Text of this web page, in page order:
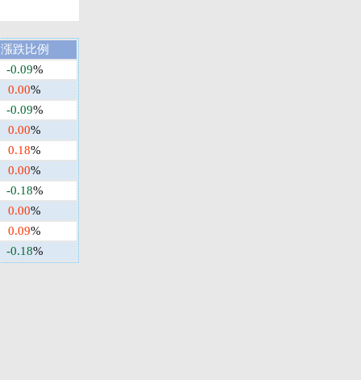
漲跌比例
-0.09%
0.00%
-0.09%
0.00%
0.18%
0.00%
-0.18%
0.00%
0.09%
-0.18%